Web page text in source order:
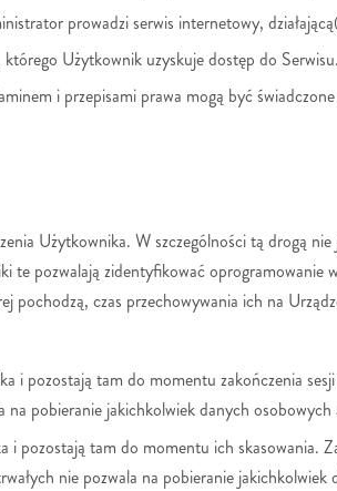
prowadzi serwis internetowy,
Użytkownik uzyskuje dostęp do Serwisu.
i przepisami prawa mogą być
Użytkownika. W szczególności tą drogą
te pozwalają zidentyfikować
pochodzą, czas przechowywania ich na
i pozostają tam do momentu zakończenia
na pobieranie jakichkolwiek danych
pozostają tam do momentu ich skasowania.
nie pozwala na pobieranie